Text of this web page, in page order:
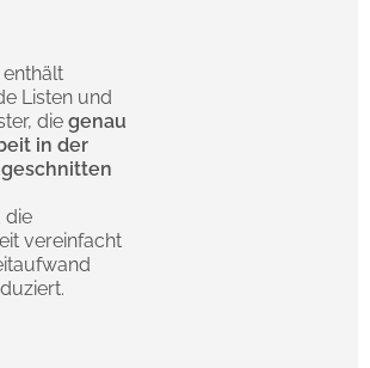
Listen und
die genau
in der
die
vereinfacht